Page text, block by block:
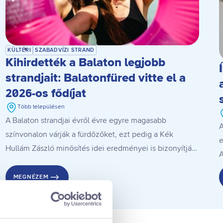
KÜLTÉRI SZABADVÍZI STRAND
Kihirdették a Balaton legjobb
strandjait: Balatonfüred vitte el a
2026-os fődíjat
Több településen
A Balaton strandjai évről évre egyre magasabb
színvonalon várják a fürdőzőket, ezt pedig a Kék
Hullám Zászló minősítés idei eredményei is bizonyítják.
Kisfaludy Strand nyerte el, de családbarát,
gasztronómiai, innovációs és természetvédelmi
kategóriákban is lettek díjazottak. Mutatjuk, kik lettek
az idei nyertesek, és azt is, milyen szempontok alapján
MEGNÉZEM